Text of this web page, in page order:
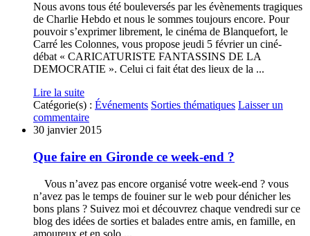
Nous avons tous été bouleversés par les évènements tragiques
de Charlie Hebdo et nous le sommes toujours encore. Pour
pouvoir s’exprimer librement, le cinéma de Blanquefort, le
Carré les Colonnes, vous propose jeudi 5 février un ciné-
débat « CARICATURISTE FANTASSINS DE LA
DEMOCRATIE ». Celui ci fait état des lieux de la ...
Lire la suite
Catégorie(s) : Événements Sorties thématiques Laisser un
commentaire
30 janvier 2015
Que faire en Gironde ce week-end ?
Vous n’avez pas encore organisé votre week-end ? vous
n’avez pas le temps de fouiner sur le web pour dénicher les
bons plans ? Suivez moi et découvrez chaque vendredi sur ce
blog des idées de sorties et balades entre amis, en famille, en
amoureux et en solo ...